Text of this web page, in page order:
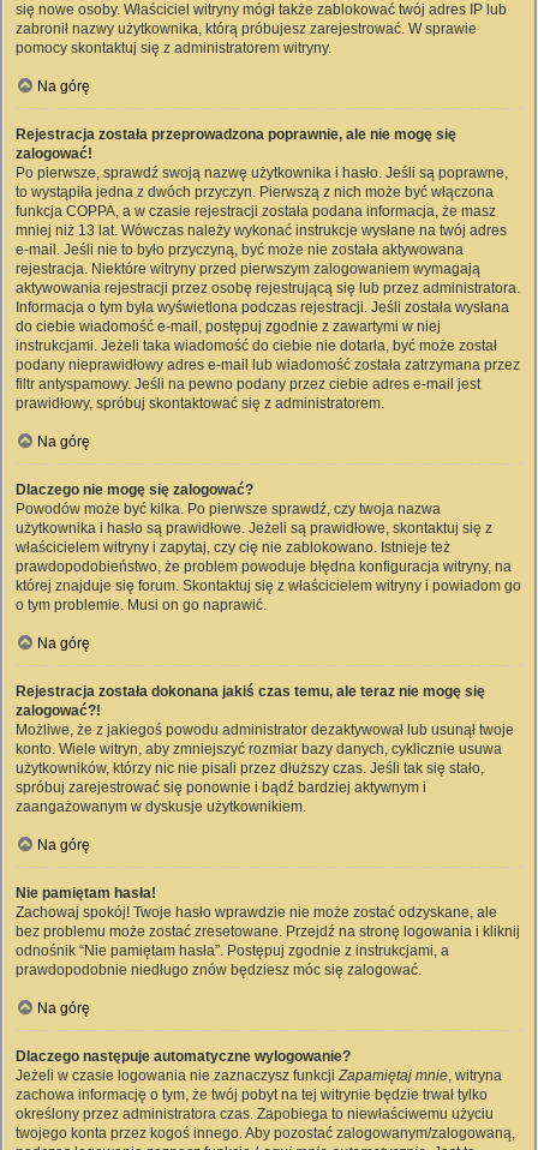
się nowe osoby. Właściciel witryny mógł także zablokować twój adres IP lub
zabronił nazwy użytkownika, którą próbujesz zarejestrować. W sprawie
pomocy skontaktuj się z administratorem witryny.
Na górę
Rejestracja została przeprowadzona poprawnie, ale nie mogę się
zalogować!
Po pierwsze, sprawdź swoją nazwę użytkownika i hasło. Jeśli są poprawne,
to wystąpiła jedna z dwóch przyczyn. Pierwszą z nich może być włączona
funkcja COPPA, a w czasie rejestracji została podana informacja, że masz
mniej niż 13 lat. Wówczas należy wykonać instrukcje wysłane na twój adres
e-mail. Jeśli nie to było przyczyną, być może nie została aktywowana
rejestracja. Niektóre witryny przed pierwszym zalogowaniem wymagają
aktywowania rejestracji przez osobę rejestrującą się lub przez administratora.
Informacja o tym była wyświetlona podczas rejestracji. Jeśli została wysłana
do ciebie wiadomość e-mail, postępuj zgodnie z zawartymi w niej
instrukcjami. Jeżeli taka wiadomość do ciebie nie dotarła, być może został
podany nieprawidłowy adres e-mail lub wiadomość została zatrzymana przez
filtr antyspamowy. Jeśli na pewno podany przez ciebie adres e-mail jest
prawidłowy, spróbuj skontaktować się z administratorem.
Na górę
Dlaczego nie mogę się zalogować?
Powodów może być kilka. Po pierwsze sprawdź, czy twoja nazwa
użytkownika i hasło są prawidłowe. Jeżeli są prawidłowe, skontaktuj się z
właścicielem witryny i zapytaj, czy cię nie zablokowano. Istnieje też
prawdopodobieństwo, że problem powoduje błędna konfiguracja witryny, na
której znajduje się forum. Skontaktuj się z właścicielem witryny i powiadom go
o tym problemie. Musi on go naprawić.
Na górę
Rejestracja została dokonana jakiś czas temu, ale teraz nie mogę się
zalogować?!
Możliwe, że z jakiegoś powodu administrator dezaktywował lub usunął twoje
konto. Wiele witryn, aby zmniejszyć rozmiar bazy danych, cyklicznie usuwa
użytkowników, którzy nic nie pisali przez dłuższy czas. Jeśli tak się stało,
spróbuj zarejestrować się ponownie i bądź bardziej aktywnym i
zaangażowanym w dyskusje użytkownikiem.
Na górę
Nie pamiętam hasła!
Zachowaj spokój! Twoje hasło wprawdzie nie może zostać odzyskane, ale
bez problemu może zostać zresetowane. Przejdź na stronę logowania i kliknij
odnośnik “Nie pamiętam hasła”. Postępuj zgodnie z instrukcjami, a
prawdopodobnie niedługo znów będziesz móc się zalogować.
Na górę
Dlaczego następuje automatyczne wylogowanie?
Jeżeli w czasie logowania nie zaznaczysz funkcjiZapamiętaj mnie, witryna
zachowa informację o tym, że twój pobyt na tej witrynie będzie trwał tylko
określony przez administratora czas. Zapobiega to niewłaściwemu użyciu
twojego konta przez kogoś innego. Aby pozostać zalogowanym/zalogowaną,